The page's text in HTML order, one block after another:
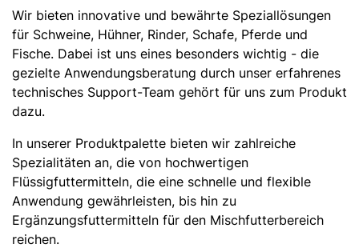
Wir bieten innovative und bewährte Speziallösungen
für Schweine, Hühner, Rinder, Schafe, Pferde und
Fische. Dabei ist uns eines besonders wichtig - die
gezielte Anwendungsberatung durch unser erfahrenes
technisches Support-Team gehört für uns zum Produkt
dazu.
In unserer Produktpalette bieten wir zahlreiche
Spezialitäten an, die von hochwertigen
Flüssigfuttermitteln, die eine schnelle und flexible
Anwendung gewährleisten, bis hin zu
Ergänzungsfuttermitteln für den Mischfutterbereich
reichen.